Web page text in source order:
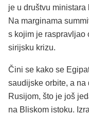
je u društvu
Na marginama
s kojim je raspravljao
sirijsku krizu.
Čini se kako se
saudijske orbite, a
Rusijom, što je još
na Bliskom istoku.